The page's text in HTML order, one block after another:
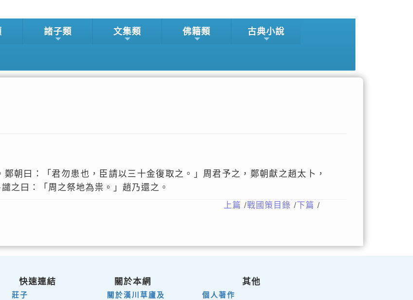
諸子類 文集類 佛籍類 古典小說
朝曰：「君勿患也，臣請以三十金復取之。」周君予之，鄭朝獻之趙太卜，
之曰：「周之祭地為祟。」趙乃還之。
上篇 /戰國策目錄 / 下篇 /
快速連結
莊子
關於本網
關於漢川草廬及
其他
個人著作